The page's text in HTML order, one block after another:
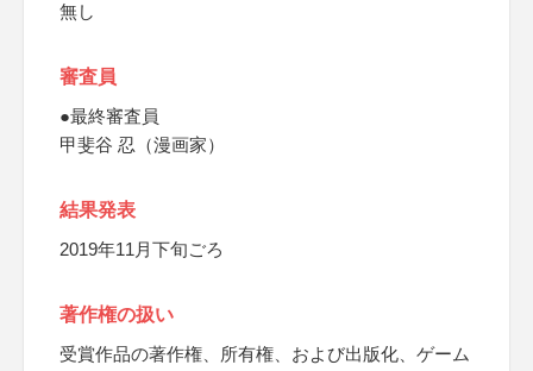
無し
審査員
●最終審査員
甲斐谷 忍（漫画家）
結果発表
2019年11月下旬ごろ
著作権の扱い
受賞作品の著作権、所有権、および出版化、ゲーム